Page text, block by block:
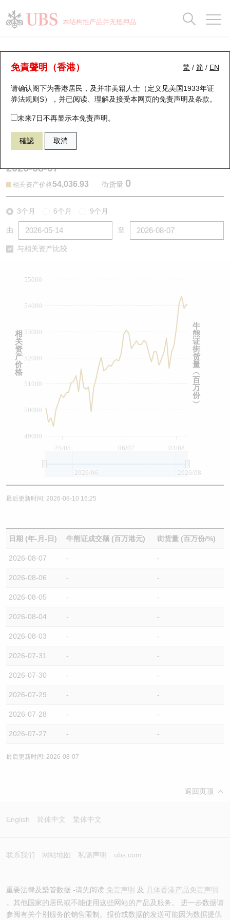
本结构性产品并无抵押品
繁 / 简 / EN
免責聲明（香港）
请确认阁下为香港居民，及并非美籍人士（定义见美国1933年证
券法规则S），并已阅读、理解及接受本网页的免责声明及条款。
未来7日不再显示本免责声明。
確認 取消
牛熊证分析仪
表现 街货统计 比较
49617 瑞银牛证 DJI 道琼斯指数
2026-08-07
相关资产价格54,036.93 街货量 0
3个月 6个月 9个月
由 至
与相关资产比较
25/05 06/07 03/08
49000
50000
51000
52000
53000
54000
55000
2026/06 2026/08
牛
熊
证
街
货
量
︵
百
万
份
︶
相
关
资
产
价
格
最后更新时间: 2026-08-10 16:25
日期 (年-月-日) 牛熊证成交额 (百万港元) 街货量 (百万份/%)
2026-08-07 - -
2026-08-06 - -
2026-08-05 - -
2026-08-04 - -
2026-08-03 - -
2026-07-31 - -
2026-07-30 - -
2026-07-29 - -
2026-07-28 - -
2026-07-27 - -
最后更新时间: 2026-08-07
返回页顶
English 简体中文 繁体中文
联系我们 网站地图 私隐声明 ubs.com
重要法律及槼管数据 -请先阅读 免责声明 及 具体香港产品免责声明
。其他国家的居民或不能使用这些网站的产品及服务。 进一步数据请
参阅有关个别服务的销售限制。报价或数据的发送可能因为数据提供
瑞银认股证一览
新发行瑞银认股证
即将到期认股证
认股证到期结算价查找
认股证分析仪
认股证/牛熊证日志
街货统计
比较
牛熊全景快搜
牛熊证搜寻
牛熊证街货分布图
正股牛熊证列表
新发行瑞银牛熊证
牛熊证到期结算价查找
牛熊证文件及公告 (瑞信)
街货统计
比较
十大升幅/跌幅
十大认股证成交分布
十天股证占大市成交
资金流
街货统计
正股分析仪
二十大活跃股份
恒指成份股
国指成份股
科指成份股
中资ETFs溢价比较
收市竞价变化
持股比重
显示所有持股比重
每月轮证大市专题
轮证专栏
讲座及教育短片
认股证投资者教育
牛熊证投资者教育